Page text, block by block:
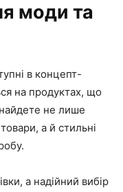
моди та
в концепт-
на продуктах, що
не лише
а й стильні
а надійний вибір